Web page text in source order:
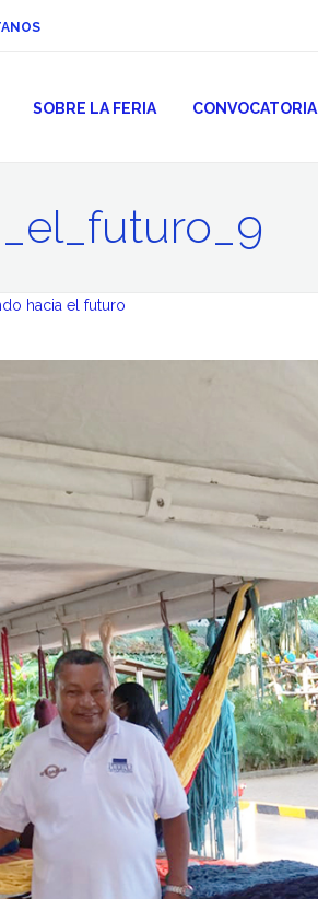
SOBRE LA FERIA CONVOCATORIA
hacia el futuro